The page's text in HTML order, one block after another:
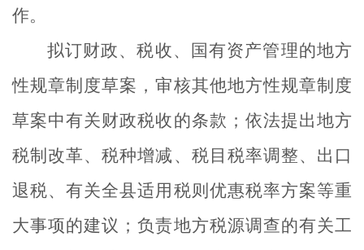
作。
拟订财政、税收、国有资产管理的地方
性规章制度草案，审核其他地方性规章制度
草案中有关财政税收的条款；依法提出地方
税制改革、税种增减、税目税率调整、出口
退税、有关全县适用税则优惠税率方案等重
大事项的建议；负责地方税源调查的有关工